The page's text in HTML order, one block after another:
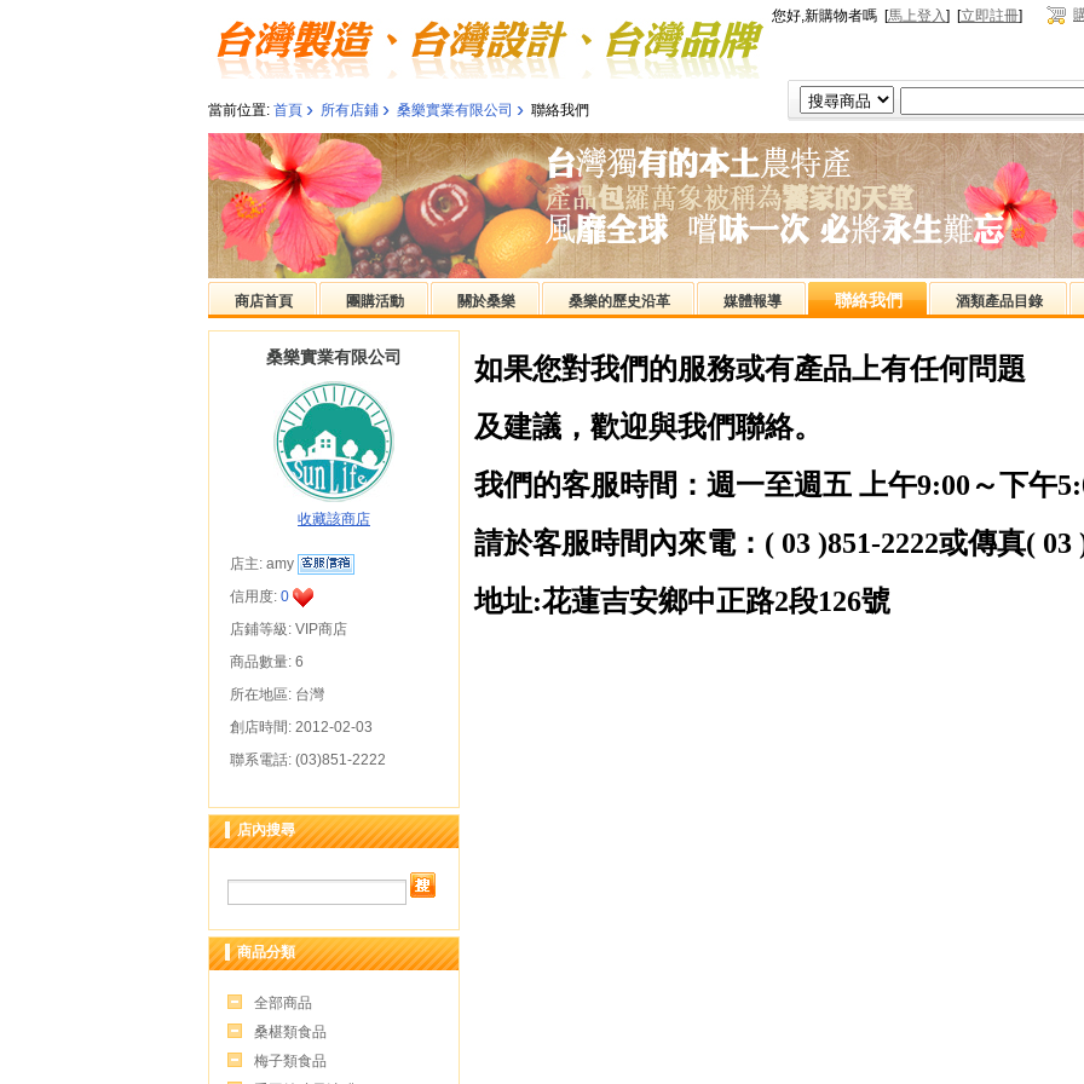
您好,新購物者嗎 [馬上登入] [立即註冊]
當前位置: 首頁 › 所有店鋪 › 桑樂實業有限公司 › 聯絡我們
商店首頁 團購活動 關於桑樂 桑樂的歷史沿革 媒體報導 聯絡我們 酒類產品目錄
桑樂實業有限公司
收藏該商店
店主: amy
信用度: 0
店鋪等級: VIP商店
商品數量: 6
所在地區: 台灣
創店時間: 2012-02-03
聯系電話: (03)851-2222
店內搜尋
商品分類
全部商品
桑椹類食品
梅子類食品
如果您對我們的服務或有產品上有任何問題
及建議，歡迎與我們聯絡。
我們的客服時間：週一至週五 上午9:00～下午
請於客服時間內來電：( 03 )851-2222或傳真( 03
地址:花蓮吉安鄉中正路2段126號